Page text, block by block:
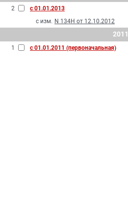
2
с 01.01.2013
с изм. N 134Н от 12.10.2012
2011
1 с 01.01.2011 (первоначальная)